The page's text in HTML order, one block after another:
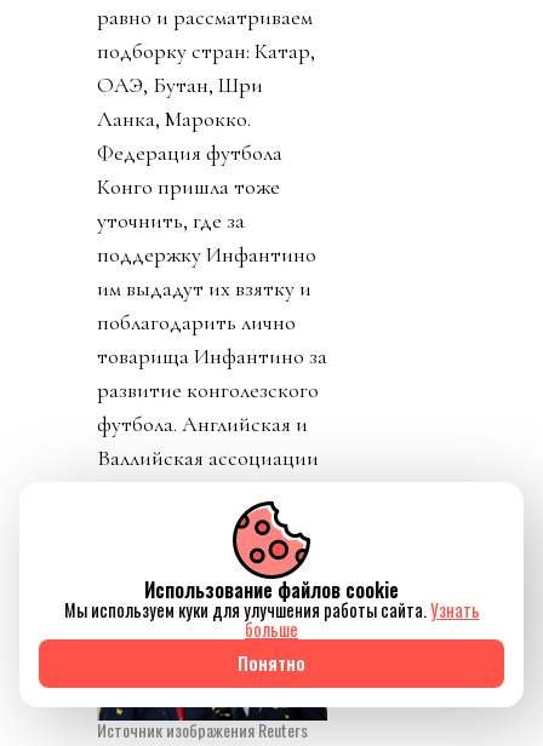
равно и рассматриваем
подборку стран: Катар,
ОАЭ, Бутан, Шри
Ланка, Марокко.
Федерация футбола
Конго пришла тоже
уточнить, где за
поддержку Инфантино
им выдадут их взятку и
поблагодарить лично
товарища Инфантино за
развитие конголезского
футбола. Английская и
Валлийская ассоциации
формально отзыв своей
поддержки Джанни.
Источник изображения Reuters
Использование файлов cookie
Мы используем куки для улучшения работы сайта.Узнать
больше
Понятно